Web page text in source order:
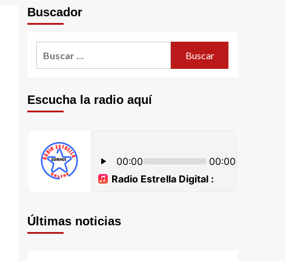
Buscador
Escucha la radio aquí
Últimas noticias